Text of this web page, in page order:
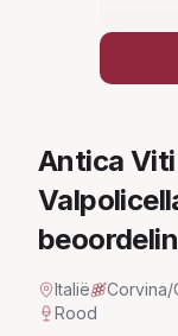
Antica
Italië Corvina/
Rood